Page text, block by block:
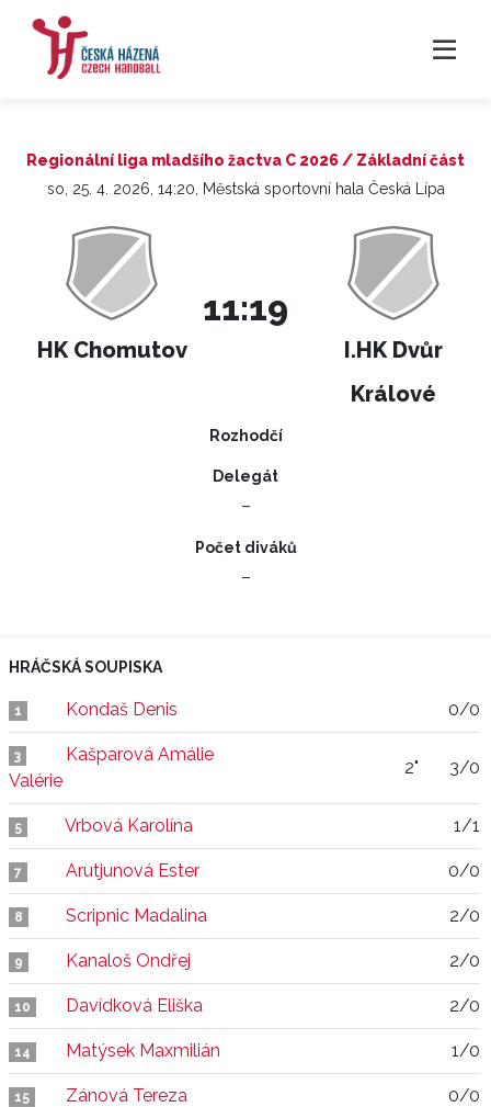
Regionální liga mladšího žactva C 2026 / Základní část
so, 25. 4. 2026, 14:20, Městská sportovní hala Česká Lípa
HK Chomutov
11:19
I.HK Dvůr
Králové
Rozhodčí
Delegát
–
Počet diváků
–
HRÁČSKÁ SOUPISKA
1 Kondaš Denis 0/0
3
Kašparová Amálie
Valérie
2" 3/0
5 Vrbová Karolína 1/1
7 Arutjunová Ester 0/0
8 Scripnic Madalina 2/0
9 Kanaloš Ondřej 2/0
10 Davídková Eliška 2/0
14 Matýsek Maxmilián 1/0
15 Zánová Tereza 0/0